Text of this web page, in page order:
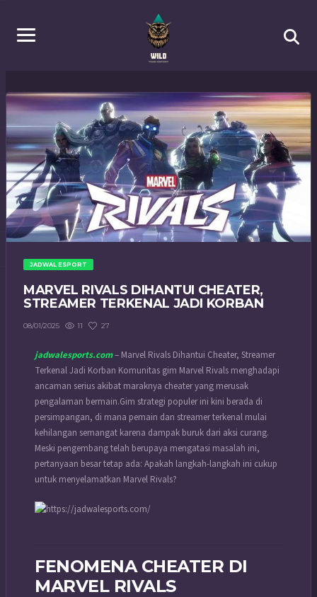
JADWAL ESPORT
MARVEL RIVALS DIHANTUI CHEATER,
STREAMER TERKENAL JADI KORBAN
08/01/2025 11 27
jadwalesports.com– Marvel Rivals Dihantui Cheater, Streamer
Terkenal Jadi Korban Komunitas gim Marvel Rivals menghadapi
ancaman serius akibat maraknya cheater yang merusak
pengalaman bermain.Gim strategi populer ini kini berada di
persimpangan, di mana pemain dan streamer terkenal mulai
kehilangan semangat karena dampak buruk dari aksi curang.
Meski pengembang telah berupaya mengatasi masalah ini,
pertanyaan besar tetap ada: Apakah langkah-langkah ini cukup
untuk menyelamatkan Marvel Rivals?
FENOMENA CHEATER DI
MARVEL RIVALS